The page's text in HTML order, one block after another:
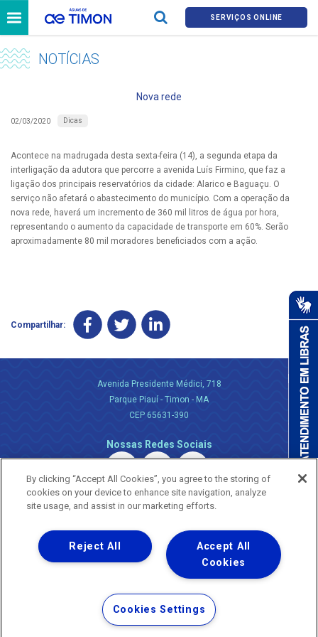
SERVIÇOS ONLINE
NOTÍCIAS
Nova rede
02/03/2020 Dicas
Acontece na madrugada desta sexta-feira (14), a segunda etapa da
interligação da adutora que percorre a avenida Luís Firmino, que faz a
ligação dos principais reservatórios da cidade: Alarico e Baguaçu. O
serviço não afetará o abastecimento do município. Com a operação da
nova rede, haverá um incremento de 360 mil litros de água por hora,
representando o aumento da capacidade de transporte em 60%. Serão
aproximadamente 80 mil moradores beneficiados com a ação.
Compartilhar:
Avenida Presidente Médici, 718
Parque Piauí - Timon - MA
CEP 65631-390
Nossas Redes Sociais
Uma empresa
Copyright ® 2026 - Todos os Direitos Reservados.
Nossa natureza movimenta a vida
Termos Gerais de Uso de Sites e Aplicativos
Política de Privacidade e Proteção de Dados
By clicking “Accept All Cookies”, you agree to the storing of
cookies on your device to enhance site navigation, analyze
site usage, and assist in our marketing efforts.
Accept All
Cookies
Reject All
Cookies Settings